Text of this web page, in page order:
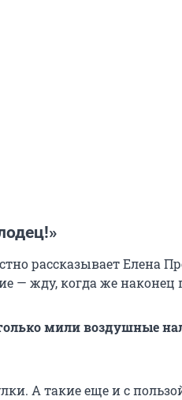
рассказывает Елена
— жду, когда же
мили воздушные
А такие еще и с